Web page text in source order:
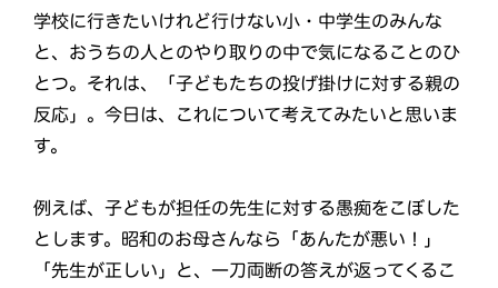
学校に行きたいけれど行けない小・中学生のみんな
と、おうちの人とのやり取りの中で気になることのひ
とつ。それは、「子どもたちの投げ掛けに対する親の
反応」。今日は、これについて考えてみたいと思いま
す。
例えば、子どもが担任の先生に対する愚痴をこぼした
とします。昭和のお母さんなら「あんたが悪い！」
「先生が正しい」と、一刀両断の答えが返ってくるこ